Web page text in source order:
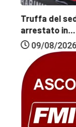
Truffa del
arrestato in...
09/08/2026